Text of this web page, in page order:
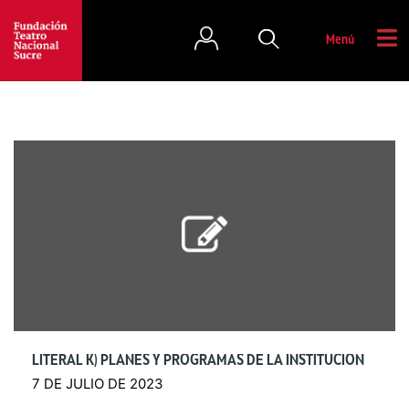
Menú
LITERAL K) PLANES Y PROGRAMAS DE LA INSTITUCIÓN
7 DE JULIO DE 2023